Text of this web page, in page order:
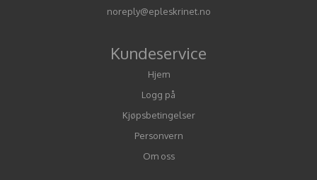
noreply@epleskrinet.no
Kundeservice
Hjem
Logg på
Kjøpsbetingelser
Personvern
Om oss